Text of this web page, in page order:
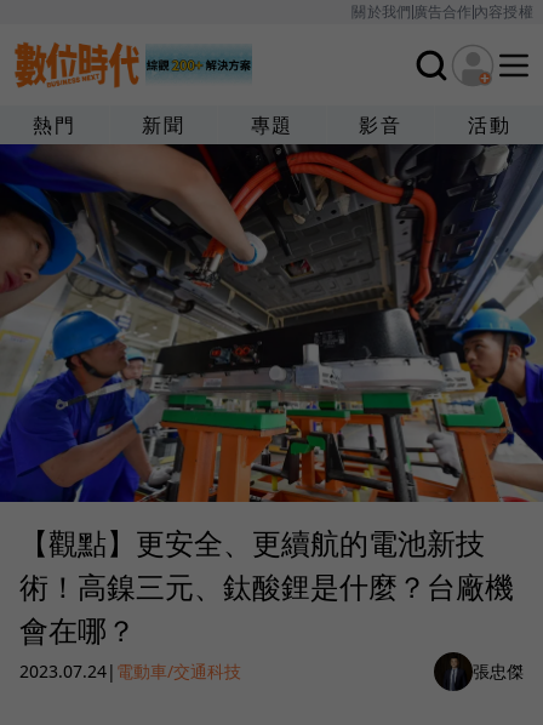
關於我們廣告合作內容授權
熱門 新聞 專題 影音 活動
【觀點】更安全、更續航的電池新技
術！高鎳三元、鈦酸鋰是什麼？台廠機
會在哪？
2023.07.24| 電動車/交通科技 張忠傑